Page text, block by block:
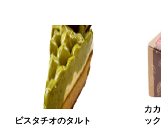
ピスタチオのタルト
カ
ッ